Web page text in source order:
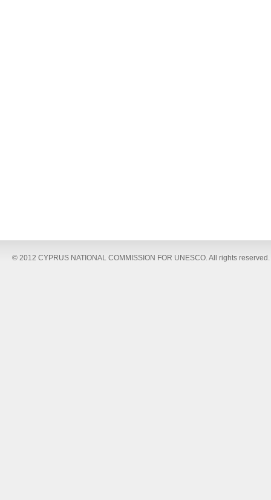
© 2012 CYPRUS NATIONAL COMMISSION FOR UNESCO. All rights reserved.